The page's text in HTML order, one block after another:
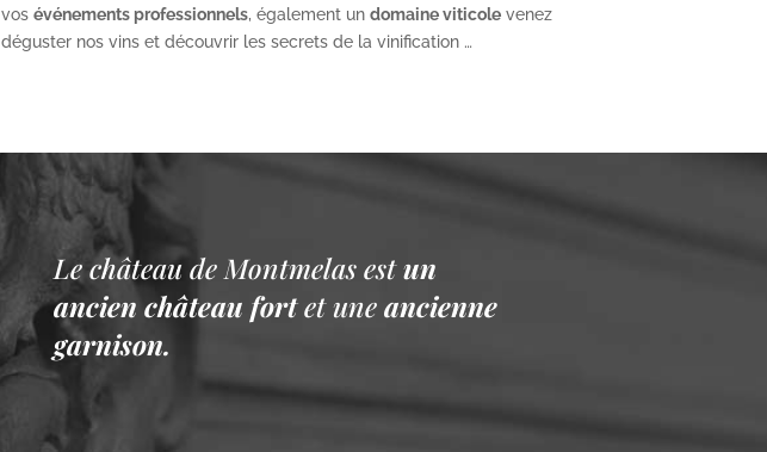
vos événements professionnels, également un domaine viticolevenez
déguster nos vins et découvrir les secrets de la vinification …
Le château de Montmelas est un
ancien château fort et une ancienne
garnison.